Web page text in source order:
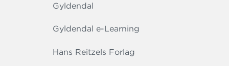
Gyldendal
Gyldendal e-Learning
Hans Reitzels Forlag